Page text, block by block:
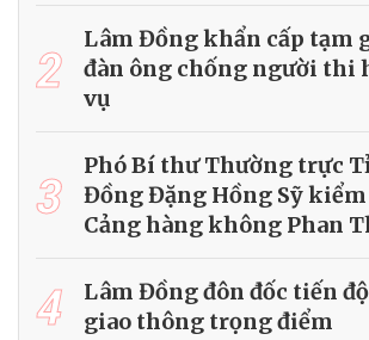
2
Lâm Đồng khẩn cấp tạm
đàn ông chống người thi
vụ
3
Phó Bí thư Thường trực
Đồng Đặng Hồng Sỹ
Cảng hàng không Phan
4
Lâm Đồng đôn đốc tiến
giao thông trọng điểm